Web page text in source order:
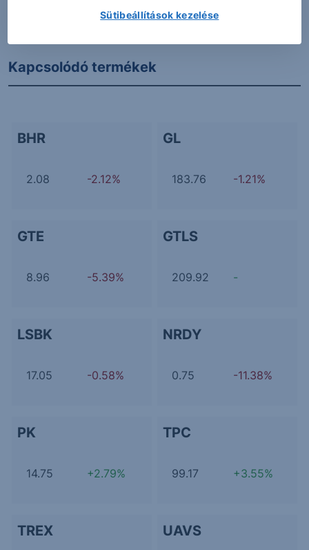
Kapcsolódó termékek
BHR
2.08 -2.12%
GL
183.76 -1.21%
GTE
8.96 -5.39%
GTLS
209.92 -
LSBK
17.05 -0.58%
NRDY
0.75 -11.38%
PK
14.75 +2.79%
TPC
99.17 +3.55%
TREX UAVS
Sütibeállítások kezelése